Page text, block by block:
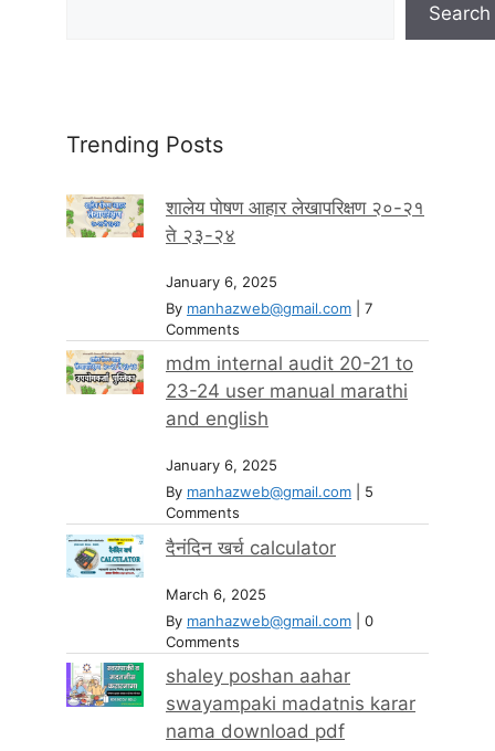
Search
Trending Posts
शालेय पोषण आहार लेखापरिक्षण २०-२१
ते २३-२४
January 6, 2025
By manhazweb@gmail.com
7
Comments
mdm internal audit 20-21 to
23-24 user manual marathi
and english
January 6, 2025
By manhazweb@gmail.com
5
Comments
दैनंदिन खर्च calculator
March 6, 2025
By manhazweb@gmail.com
0
Comments
shaley poshan aahar
swayampaki madatnis karar
nama download pdf